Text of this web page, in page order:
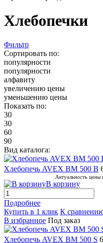
Хлебопечки
Фильтр
Сортировать по:
популярности
популярности
алфавиту
увеличению цены
уменьшению цены
Показать по:
30
30
60
90
Вид каталога:
Хлебопечь AVEX BM 500 B
Актуальность
В корзину
Подробнее
Купить в 1 клик К
В избранное Под заказ
Хлебопечь AVEX BM 500 S